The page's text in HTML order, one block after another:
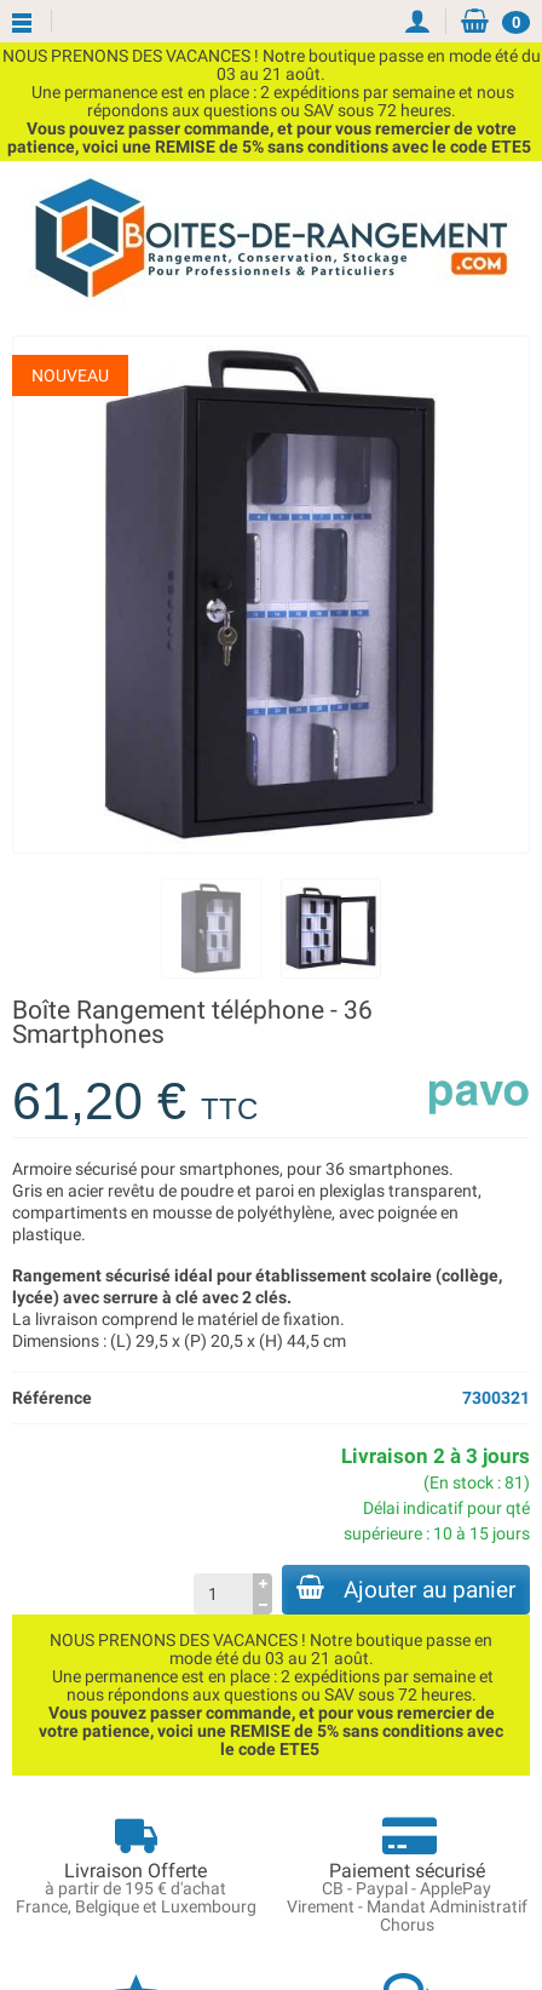
NOUS PRENONS DES VACANCES ! Notre boutique passe en mode été du
03 au 21 août.
Une permanence est en place : 2 expéditions par semaine et nous
répondons aux questions ou SAV sous 72 heures.
Vous pouvez passer commande, et pour vous remercier de votre
patience, voici une REMISE de 5% sans conditions avec le code ETE5
0
NOUVEAU
Boîte Rangement téléphone - 36
Smartphones
61,20 € TTC
Armoire sécurisé pour smartphones, pour 36 smartphones.
Gris en acier revêtu de poudre et paroi en plexiglas transparent,
compartiments en mousse de polyéthylène, avec poignée en
plastique.
Rangement sécurisé idéal pour établissement scolaire (collège,
lycée) avec serrure à clé avec 2 clés.
La livraison comprend le matériel de fixation.
Dimensions : (L) 29,5 x (P) 20,5 x (H) 44,5 cm
Référence 7300321
Livraison 2 à 3 jours
(En stock : 81)
Délai indicatif pour qté
supérieure : 10 à 15 jours
Ajouter au panier
NOUS PRENONS DES VACANCES ! Notre boutique passe en
mode été du 03 au 21 août.
Une permanence est en place : 2 expéditions par semaine et
nous répondons aux questions ou SAV sous 72 heures.
Vous pouvez passer commande, et pour vous remercier de
votre patience, voici une REMISE de 5% sans conditions avec
le code ETE5
Livraison Offerte
à partir de 195 € d'achat
France, Belgique et Luxembourg
Paiement sécurisé
CB - Paypal - ApplePay
Virement - Mandat Administratif
Chorus